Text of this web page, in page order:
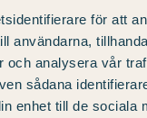
för att
användarna,
och analysera vår
sådana
enhet till de sociala
22, 2022